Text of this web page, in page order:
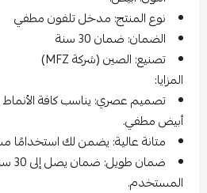
نوع المنتج: مدخل تلفون مطفي
الضمان: ضمان 30 سنة
تصنيع: الصين (شركة MFZ)
المزايا:
تصميم عصري: يناسب كافة الأنماط
أبيض مطفي.
متانة عالية: يضمن لك استخدامًا
المستخدم.